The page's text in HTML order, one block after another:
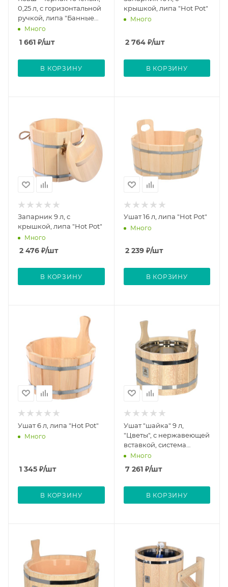
0,25 л, с горизонтальной
ручкой, липа "Банные
штучки"
Много
1 661 ₽/шт
В КОРЗИНУ
крышкой, липа "Hot Pot"
Много
2 764₽/шт
В КОРЗИНУ
Запарник 9 л, с
крышкой, липа "Hot Pot"
Много
2 476 ₽/шт
В КОРЗИНУ
Ушат 16 л, липа "Hot Pot"
Много
2 239₽/шт
В КОРЗИНУ
Ушат 6 л, липа "Hot Pot"
Много
1 345 ₽/шт
В КОРЗИНУ
Ушат "шайка" 9 л,
"Цветы", с нержавеющей
вставкой, система
регулировки обручей,
липа "Банные штучки"
Много
7 261₽/шт
В КОРЗИНУ